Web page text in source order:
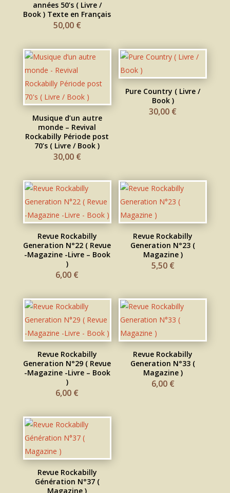
années 50’s ( Livre /
Book ) Texte en Français
50,00 €
Musique d’un autre
monde – Revival
Rockabilly Période post
70’s ( Livre / Book )
30,00 €
Pure Country ( Livre /
Book )
30,00 €
Revue Rockabilly
Generation N°22 ( Revue
-Magazine -Livre – Book
)
6,00 €
Revue Rockabilly
Generation N°23 (
Magazine )
5,50 €
Revue Rockabilly
Generation N°29 ( Revue
-Magazine -Livre – Book
)
6,00 €
Revue Rockabilly
Generation N°33 (
Magazine )
6,00 €
Revue Rockabilly
Génération N°37 (
Magazine )